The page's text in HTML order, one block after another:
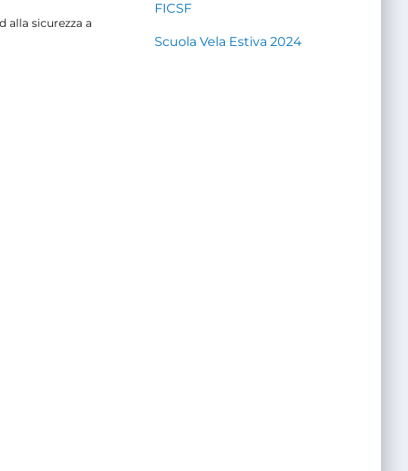
alla sicurezza a
FICSF
Scuola Vela Estiva 2024